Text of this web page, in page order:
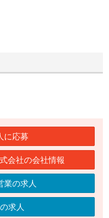
に応募
会社の会社情報
業の求人
求人